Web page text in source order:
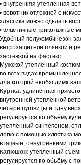
• внутренняя утеплённая
• воротник отложной с
хлястика можно сделать
• эластичные трикотажные
Удобный полукомбинезон
ветрозащитной планкой и
застежкой на фастекс.
Мужской утеплённый
во всех видах
для которой необходима
Куртка: удлинённая прямого
внутренней утеплённой
четыре пуговицы и одну
регулируется по объёму
утеплённый синтепоном,
легко с помощью хлястика
втачные, с внутренними
Капюшон: утеплённый
регулируется по объёму с